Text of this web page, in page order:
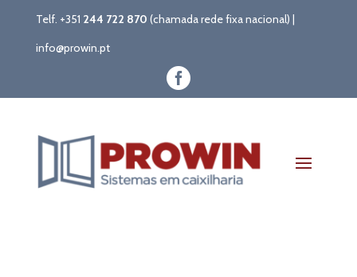
Telf. +351 244 722 870 (chamada rede fixa nacional) |
info@prowin.pt
